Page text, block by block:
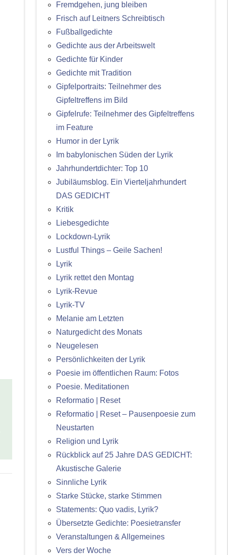
Fremdgehen, jung bleiben
Frisch auf Leitners Schreibtisch
Fußballgedichte
Gedichte aus der Arbeitswelt
Gedichte für Kinder
Gedichte mit Tradition
Gipfelportraits: Teilnehmer des
Gipfeltreffens im Bild
Gipfelrufe: Teilnehmer des Gipfeltreffens
im Feature
Humor in der Lyrik
Im babylonischen Süden der Lyrik
Jahrhundertdichter: Top 10
Jubiläumsblog. Ein Vierteljahrhundert
DAS GEDICHT
Kritik
Liebesgedichte
Lockdown-Lyrik
Lustful Things – Geile Sachen!
Lyrik
Lyrik rettet den Montag
Lyrik-Revue
Lyrik-TV
Melanie am Letzten
Naturgedicht des Monats
Neugelesen
Persönlichkeiten der Lyrik
Poesie im öffentlichen Raum: Fotos
Poesie. Meditationen
Reformatio | Reset
Reformatio | Reset – Pausenpoesie zum
Neustarten
Religion und Lyrik
Rückblick auf 25 Jahre DAS GEDICHT:
Akustische Galerie
Sinnliche Lyrik
Starke Stücke, starke Stimmen
Statements: Quo vadis, Lyrik?
Übersetzte Gedichte: Poesietransfer
Veranstaltungen & Allgemeines
Vers der Woche